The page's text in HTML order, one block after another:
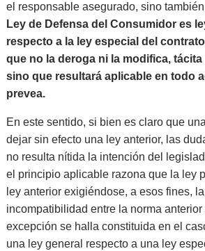
el responsable asegurado, sino
Ley de Defensa del Consumidor es
respecto a la ley especial del
que no la deroga ni la modifica,
sino que resultará aplicable en todo
prevea.
En este sentido, si bien es claro que
dejar sin efecto una ley anterior, las
no resulta nítida la intención del
el principio aplicable razona que la ley
ley anterior exigiéndose, a esos fines,
incompatibilidad entre la norma anterior
excepción se halla constituida en el
una ley general respecto a una ley